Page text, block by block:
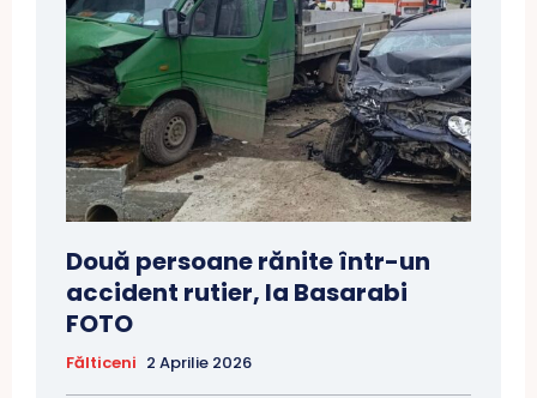
Două persoane rănite într-un
accident rutier, la Basarabi
FOTO
Fălticeni 2 Aprilie 2026